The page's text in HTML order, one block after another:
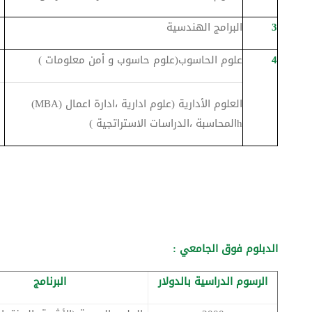
3
البرامج الهندسية
4
علوم الحاسوب(علوم حاسوب و أمن معلومات )
العلوم الأدارية (علوم ادارية ،ادارة اعمال (MBA)
hالمحاسبة ،الدراسات الاستراتجية )
الدبلوم فوق الجامعي :
الرسوم الدراسية بالدولار
البرنامج